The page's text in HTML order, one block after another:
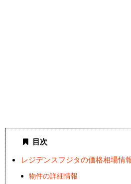
目次
レジデンスフジタの価格相場情
物件の詳細情報